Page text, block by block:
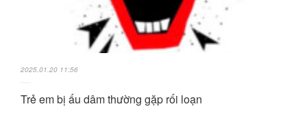
2025.01.20 11:56
Trẻ em bị ấu dâm thường gặp rối loạn